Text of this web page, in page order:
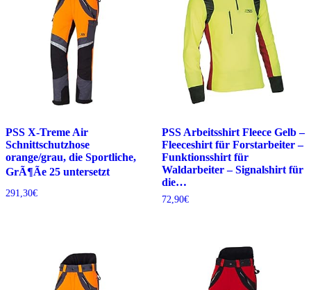
PSS X-Treme Air
Schnittschutzhose
orange/grau, die Sportliche,
GrÃ¶Ãe 25 untersetzt
291,30€
PSS Arbeitsshirt Fleece Gelb –
Fleeceshirt für Forstarbeiter –
Funktionsshirt für
Waldarbeiter – Signalshirt für
die…
72,90€